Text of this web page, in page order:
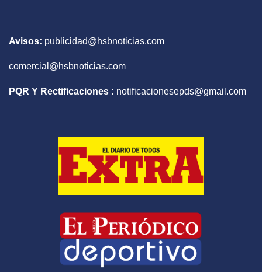
Avisos: publicidad@hsbnoticias.com
comercial@hsbnoticias.com
PQR Y Rectificaciones : notificacionesepds@gmail.com